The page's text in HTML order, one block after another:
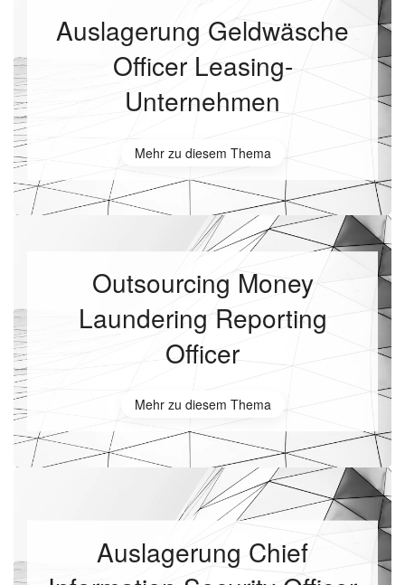
Auslagerung Geldwäsche
Officer Leasing-
Unternehmen
Mehr zu diesem Thema
Outsourcing Money
Laundering Reporting
Officer
Mehr zu diesem Thema
Auslagerung Chief